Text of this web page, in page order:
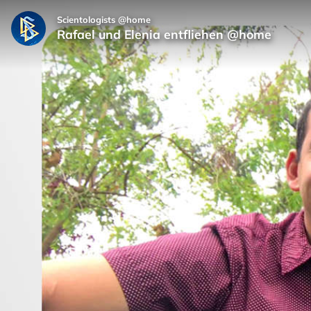
Scientologists @home
Rafael und Elenia entfliehen @home